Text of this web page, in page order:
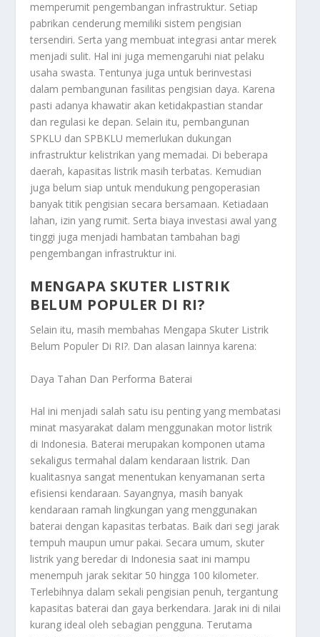
memperumit pengembangan infrastruktur. Setiap
pabrikan cenderung memiliki sistem pengisian
tersendiri. Serta yang membuat integrasi antar merek
menjadi sulit. Hal ini juga memengaruhi niat pelaku
usaha swasta. Tentunya juga untuk berinvestasi
dalam pembangunan fasilitas pengisian daya. Karena
pasti adanya khawatir akan ketidakpastian standar
dan regulasi ke depan. Selain itu, pembangunan
SPKLU dan SPBKLU memerlukan dukungan
infrastruktur kelistrikan yang memadai. Di beberapa
daerah, kapasitas listrik masih terbatas. Kemudian
juga belum siap untuk mendukung pengoperasian
banyak titik pengisian secara bersamaan. Ketiadaan
lahan, izin yang rumit. Serta biaya investasi awal yang
tinggi juga menjadi hambatan tambahan bagi
pengembangan infrastruktur ini.
MENGAPA SKUTER LISTRIK
BELUM POPULER DI RI?
Selain itu, masih membahas Mengapa Skuter Listrik
Belum Populer Di RI?. Dan alasan lainnya karena:
Daya Tahan Dan Performa Baterai
Hal ini menjadi salah satu isu penting yang membatasi
minat masyarakat dalam menggunakan motor listrik
di Indonesia. Baterai merupakan komponen utama
sekaligus termahal dalam kendaraan listrik. Dan
kualitasnya sangat menentukan kenyamanan serta
efisiensi kendaraan. Sayangnya, masih banyak
kendaraan ramah lingkungan yang menggunakan
baterai dengan kapasitas terbatas. Baik dari segi jarak
tempuh maupun umur pakai. Secara umum, skuter
listrik yang beredar di Indonesia saat ini mampu
menempuh jarak sekitar 50 hingga 100 kilometer.
Terlebihnya dalam sekali pengisian penuh, tergantung
kapasitas baterai dan gaya berkendara. Jarak ini di nilai
kurang ideal oleh sebagian pengguna. Terutama